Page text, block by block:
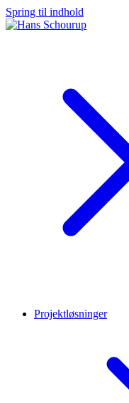
Spring til indhold
Projektløsninger